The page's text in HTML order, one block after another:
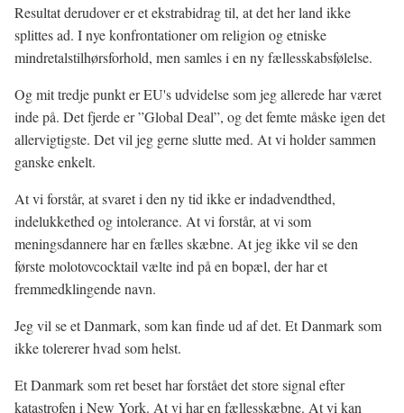
Resultat derudover er et ekstrabidrag til, at det her land ikke
splittes ad. I nye konfrontationer om religion og etniske
mindretalstilhørsforhold, men samles i en ny fællesskabsfølelse.
Og mit tredje punkt er EU's udvidelse som jeg allerede har været
inde på. Det fjerde er ”Global Deal”, og det femte måske igen det
allervigtigste. Det vil jeg gerne slutte med. At vi holder sammen
ganske enkelt.
At vi forstår, at svaret i den ny tid ikke er indadvendthed,
indelukkethed og intolerance. At vi forstår, at vi som
meningsdannere har en fælles skæbne. At jeg ikke vil se den
første molotovcocktail vælte ind på en bopæl, der har et
fremmedklingende navn.
Jeg vil se et Danmark, som kan finde ud af det. Et Danmark som
ikke tolererer hvad som helst.
Et Danmark som ret beset har forstået det store signal efter
katastrofen i New York. At vi har en fællesskæbne. At vi kan